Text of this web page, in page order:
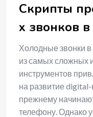
Скрипты
х звонков
Холодные звонки
из самых сложных
инструментов
на развитие
прежнему
телефону. Однако